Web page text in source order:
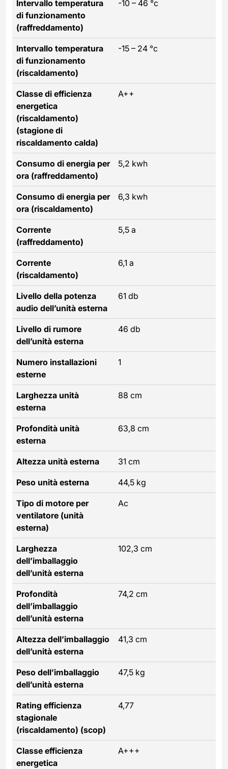
Intervallo temperatura
di funzionamento
(raffreddamento)
-10 – 46 °c
Intervallo temperatura
di funzionamento
(riscaldamento)
-15 – 24 °c
Classe di efficienza
energetica
(riscaldamento)
(stagione di
riscaldamento calda)
A++
Consumo di energia per
ora (raffreddamento)
5,2 kwh
Consumo di energia per
ora (riscaldamento)
6,3 kwh
Corrente
(raffreddamento)
5,5 a
Corrente
(riscaldamento)
6,1 a
Livello della potenza
audio dell’unità esterna
61 db
Livello di rumore
dell’unità esterna
46 db
Numero installazioni
esterne
1
Larghezza unità
esterna
88 cm
Profondità unità
esterna
63,8 cm
Altezza unità esterna 31 cm
Peso unità esterna 44,5 kg
Tipo di motore per
ventilatore (unità
esterna)
Ac
Larghezza
dell’imballaggio
dell’unità esterna
102,3 cm
Profondità
dell’imballaggio
dell’unità esterna
74,2 cm
Altezza dell’imballaggio
dell’unità esterna
41,3 cm
Peso dell’imballaggio
dell’unità esterna
47,5 kg
Rating efficienza
stagionale
(riscaldamento) (scop)
4,77
Classe efficienza
energetica
A+++